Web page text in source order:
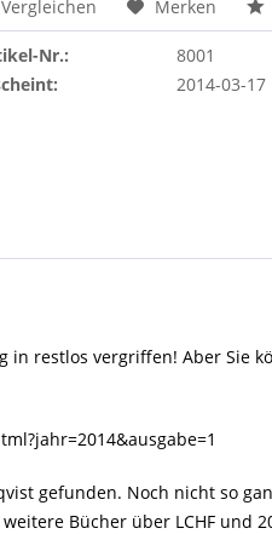
Vergleichen Merken
Nr.:
8001
2014-03-17
in restlos vergriffen! Aber Sie
gefunden. Noch nicht so
Bücher über LCHF und